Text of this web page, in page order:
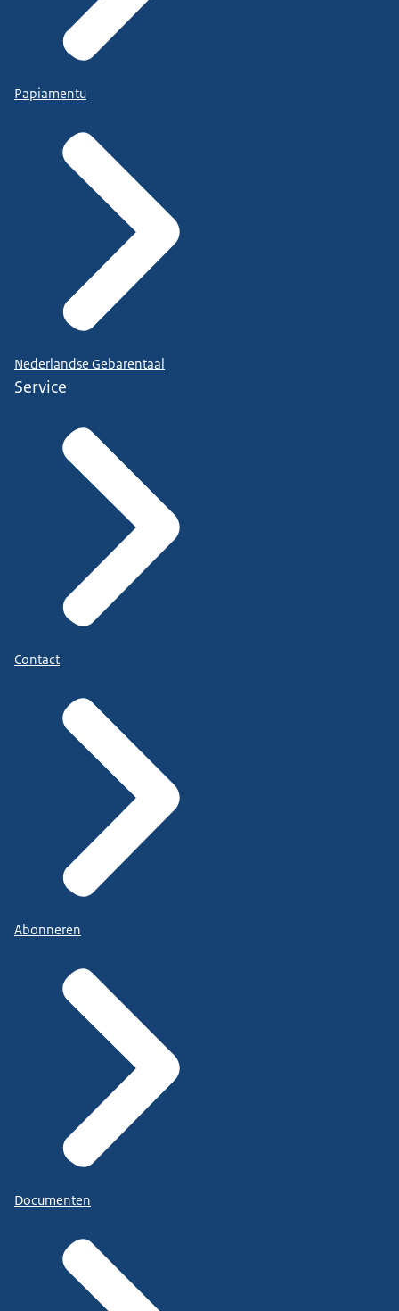
Papiamentu
Nederlandse Gebarentaal
Service
Contact
Abonneren
Documenten